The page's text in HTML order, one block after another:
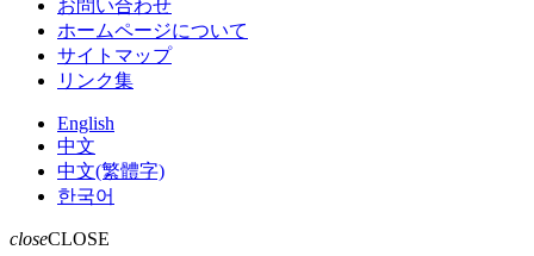
お問い合わせ
ホームページについて
サイトマップ
リンク集
English
中文
中文(繁體字)
한국어
closeCLOSE